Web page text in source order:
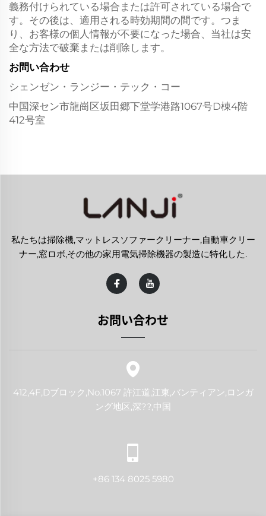
義務付けられている場合または許可されている場合で
す。その後は、適用される時効期間の間です。つま
り、お客様の個人情報が不要になった場合、当社は安
全な方法で破棄または削除します。
お問い合わせ
シェンゼン・ランジー・テック・コー
中国深セン市龍崗区坂田郷下堂学港路1067号D棟4階
412号室
私たちは掃除機,マットレスソファークリーナー,自動車クリー
ナー,窓ロボ,その他の家用電気掃除機器の製造に特化した.
お問い合わせ
412,4F,Dブロック,No.1067 許江道,江東,バンティアン,ロンガ
ング地区,深??,中国
+86 134 8025 5980